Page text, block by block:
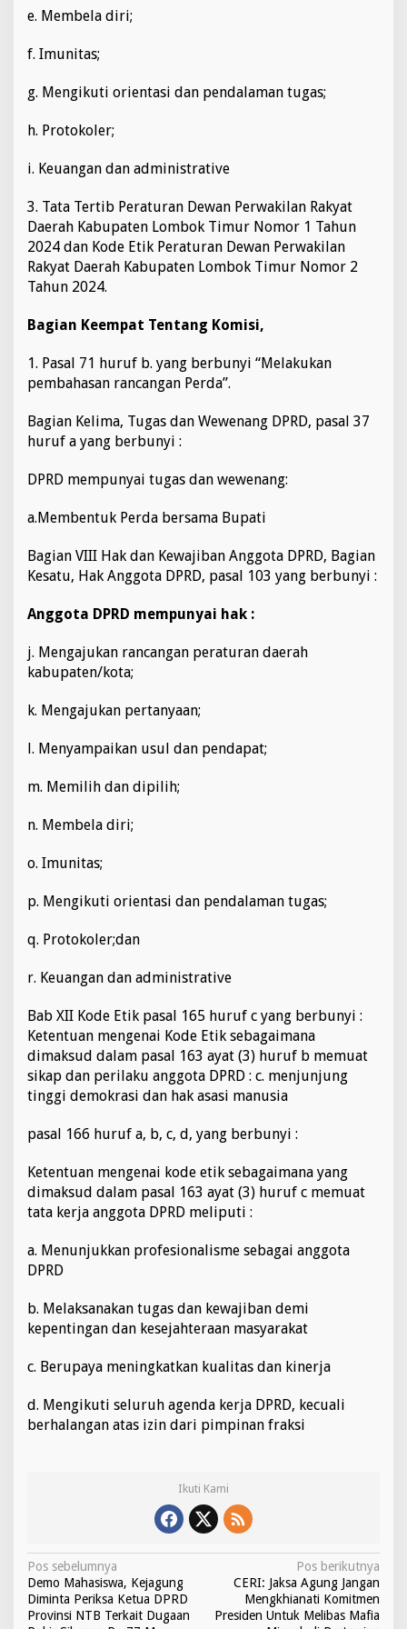
e. Membela diri;
f. Imunitas;
g. Mengikuti orientasi dan pendalaman tugas;
h. Protokoler;
i. Keuangan dan administrative
3. Tata Tertib Peraturan Dewan Perwakilan Rakyat
Daerah Kabupaten Lombok Timur Nomor 1 Tahun
2024 dan Kode Etik Peraturan Dewan Perwakilan
Rakyat Daerah Kabupaten Lombok Timur Nomor 2
Tahun 2024.
Bagian Keempat Tentang Komisi,
1. Pasal 71 huruf b. yang berbunyi “Melakukan
pembahasan rancangan Perda”.
Bagian Kelima, Tugas dan Wewenang DPRD, pasal 37
huruf a yang berbunyi :
DPRD mempunyai tugas dan wewenang:
a.Membentuk Perda bersama Bupati
Bagian VIII Hak dan Kewajiban Anggota DPRD, Bagian
Kesatu, Hak Anggota DPRD, pasal 103 yang berbunyi :
Anggota DPRD mempunyai hak :
j. Mengajukan rancangan peraturan daerah
kabupaten/kota;
k. Mengajukan pertanyaan;
l. Menyampaikan usul dan pendapat;
m. Memilih dan dipilih;
n. Membela diri;
o. Imunitas;
p. Mengikuti orientasi dan pendalaman tugas;
q. Protokoler;dan
r. Keuangan dan administrative
Bab XII Kode Etik pasal 165 huruf c yang berbunyi :
Ketentuan mengenai Kode Etik sebagaimana
dimaksud dalam pasal 163 ayat (3) huruf b memuat
sikap dan perilaku anggota DPRD : c. menjunjung
tinggi demokrasi dan hak asasi manusia
pasal 166 huruf a, b, c, d, yang berbunyi :
Ketentuan mengenai kode etik sebagaimana yang
dimaksud dalam pasal 163 ayat (3) huruf c memuat
tata kerja anggota DPRD meliputi :
a. Menunjukkan profesionalisme sebagai anggota
DPRD
b. Melaksanakan tugas dan kewajiban demi
kepentingan dan kesejahteraan masyarakat
c. Berupaya meningkatkan kualitas dan kinerja
d. Mengikuti seluruh agenda kerja DPRD, kecuali
berhalangan atas izin dari pimpinan fraksi
Ikuti Kami
N
a
v
Pos sebelumnya
Demo Mahasiswa, Kejagung
Diminta Periksa Ketua DPRD
Provinsi NTB Terkait Dugaan
Pos berikutnya
CERI: Jaksa Agung Jangan
Mengkhianati Komitmen
Presiden Untuk Melibas Mafia